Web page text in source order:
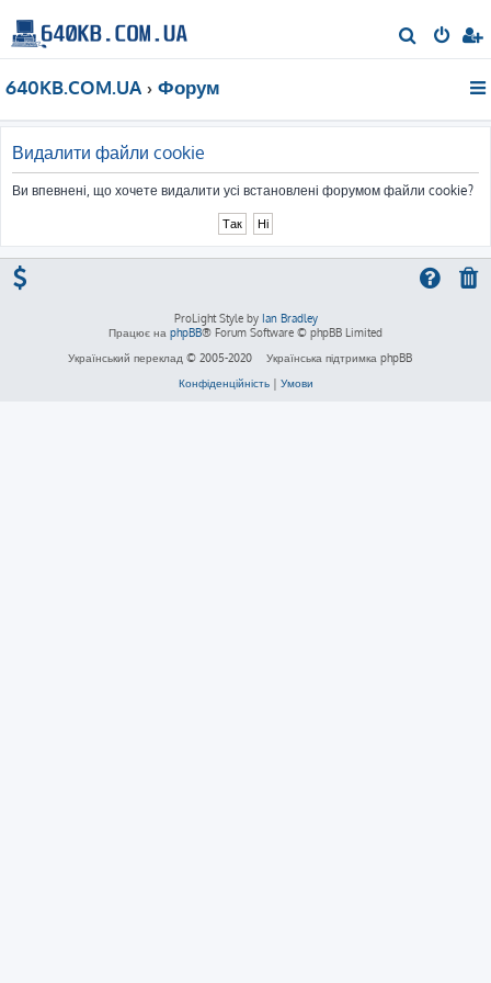
о
640KB.COM.UA Форум
Видалити файли cookie
Ви впевнені, що хочете видалити усі встановлені форумом файли cookie?
ProLight Style by Ian Bradley
Працює на phpBB® Forum Software © phpBB Limited
Український переклад © 2005-2020
Українська підтримка phpBB
Конфіденційність| Умови